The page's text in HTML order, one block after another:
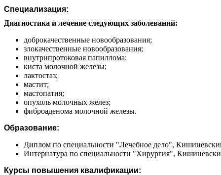
Специализация:
Диагностика и лечение следующих заболеваний:
доброкачественные новообразования;
злокачественные новообразования;
внутрипротоковая папиллома;
киста молочной железы;
лактостаз;
мастит;
мастопатия;
опухоль молочных желез;
фиброаденома молочной железы.
Образование:
Диплом по специальности "Лечебное дело",
Интернатура по специальности "Хирургия",
Курсы повышения квалификации: